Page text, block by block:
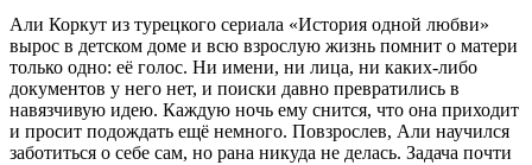
Али Коркут из турецкого сериала «История одной любви»
вырос в детском доме и всю взрослую жизнь помнит о матери
только одно: её голос. Ни имени, ни лица, ни каких-либо
документов у него нет, и поиски давно превратились в
навязчивую идею. Каждую ночь ему снится, что она приходит
и просит подождать ещё немного. Повзрослев, Али научился
заботиться о себе сам, но рана никуда не делась. Задача почти